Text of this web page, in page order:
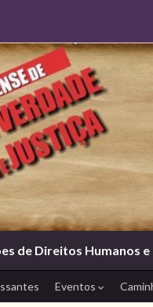
de Direitos Humanos e
Eventos